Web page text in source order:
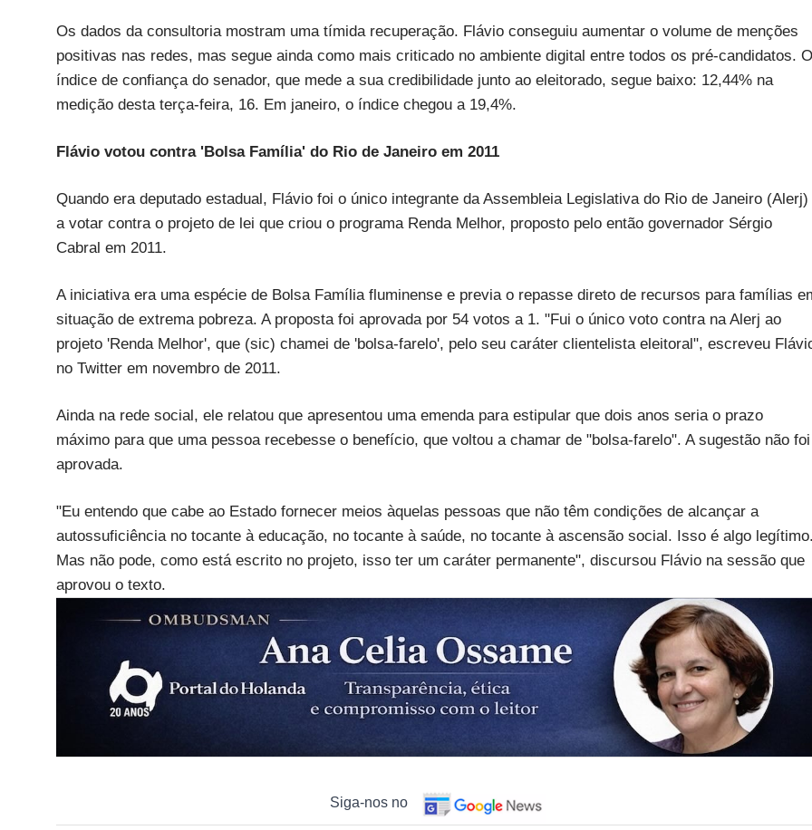
Os dados da consultoria mostram uma tímida recuperação. Flávio conseguiu aumentar o volume de menções
positivas nas redes, mas segue ainda como mais criticado no ambiente digital entre todos os pré-candidatos. O
índice de confiança do senador, que mede a sua credibilidade junto ao eleitorado, segue baixo: 12,44% na
medição desta terça-feira, 16. Em janeiro, o índice chegou a 19,4%.
Flávio votou contra 'Bolsa Família' do Rio de Janeiro em 2011
Quando era deputado estadual, Flávio foi o único integrante da Assembleia Legislativa do Rio de Janeiro (Alerj)
a votar contra o projeto de lei que criou o programa Renda Melhor, proposto pelo então governador Sérgio
Cabral em 2011.
A iniciativa era uma espécie de Bolsa Família fluminense e previa o repasse direto de recursos para famílias
situação de extrema pobreza. A proposta foi aprovada por 54 votos a 1. "Fui o único voto contra na Alerj ao
projeto 'Renda Melhor', que (sic) chamei de 'bolsa-farelo', pelo seu caráter clientelista eleitoral", escreveu
no Twitter em novembro de 2011.
Ainda na rede social, ele relatou que apresentou uma emenda para estipular que dois anos seria o prazo
máximo para que uma pessoa recebesse o benefício, que voltou a chamar de "bolsa-farelo". A sugestão não foi
aprovada.
"Eu entendo que cabe ao Estado fornecer meios àquelas pessoas que não têm condições de alcançar a
autossuficiência no tocante à educação, no tocante à saúde, no tocante à ascensão social. Isso é algo
Mas não pode, como está escrito no projeto, isso ter um caráter permanente", discursou Flávio na sessão que
aprovou o texto.
Siga-nos no